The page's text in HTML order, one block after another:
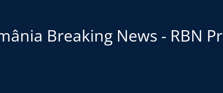
Breaking News - RBN